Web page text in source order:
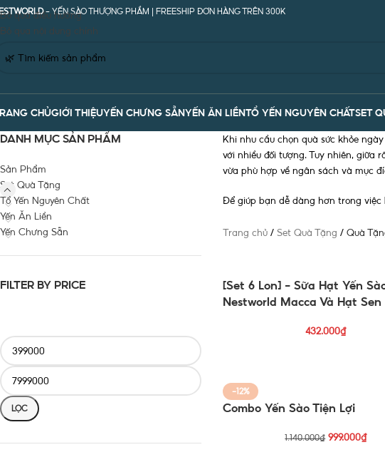
Bỏ qua điều hướng
Bỏ qua nội dung chính
- YẾN SÀO THƯỢNG PHẦM | FREESHIP ĐƠN HÀNG TRÊN 300K
CHỦGIỚI THIỆUYẾN CHƯNG SẴNYẾN ĂN LIỀNTỔ YẾN NGUYÊN CHẤTSET
DANH MỤC SẢN PHẨM
Sản Phẩm
Set Quà Tặng
Tổ Yến Nguyên Chất
Yến Ăn Liền
Yến Chưng Sẵn
FILTER BY PRICE
LỌC
Khi nhu cầu chọn quà sức khỏe
với nhiều đối tượng. Tuy nhiên, giữa
vừa phù hợp về ngân sách và mục
Để giúp bạn dễ dàng hơn trong việc
Trang chủ/ Set Quà Tặng / Quà
[Set 6 Lon] – Sữa Hạt Yến
Nestworld Macca Và Hạt Sen
432.000₫
-12%
Combo Yến Sào Tiện Lợi
1.140.000₫ 999.000₫